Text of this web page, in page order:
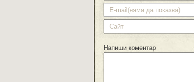
Напиши коментар